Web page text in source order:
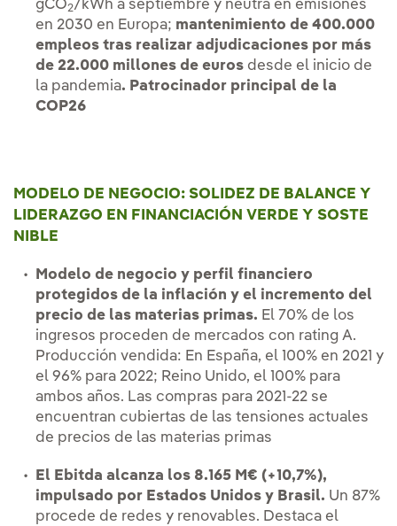
gCO2/kWh a septiembre y neutra en emisiones
en 2030 en Europa; mantenimiento de 400.000
empleos tras realizar adjudicaciones por más
de 22.000 millones de euros desde el inicio de
la pandemia. Patrocinador principal de la
COP26
MODELO DE NEGOCIO: SOLIDEZ DE BALANCE Y
LIDERAZGO EN FINANCIACIÓN VERDE Y SOSTE
NIBLE
Modelo de negocio y perfil financiero
protegidos de la inflación y el incremento del
precio de las materias primas. El 70% de los
ingresos proceden de mercados con rating A.
Producción vendida: En España, el 100% en 2021 y
el 96% para 2022; Reino Unido, el 100% para
ambos años. Las compras para 2021-22 se
encuentran cubiertas de las tensiones actuales
de precios de las materias primas
El Ebitda alcanza los 8.165 M€ (+10,7%),
impulsado por Estados Unidos y Brasil. Un 87%
procede de redes y renovables. Destaca el